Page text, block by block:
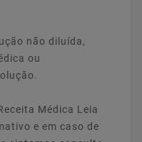
não diluída,
ou
Médica Leia
e em caso de